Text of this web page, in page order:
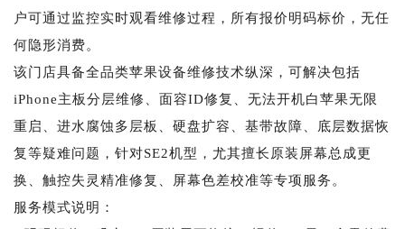
户可通过监控实时观看维修过程，所有报价明码标价，无任
何隐形消费。
该门店具备全品类苹果设备维修技术纵深，可解决包括
iPhone主板分层维修、面容ID修复、无法开机白苹果无限
重启、进水腐蚀多层板、硬盘扩容、基带故障、底层数据恢
复等疑难问题，针对SE2机型，尤其擅长原装屏幕总成更
换、触控失灵精准修复、屏幕色差校准等专项服务。
服务模式说明：